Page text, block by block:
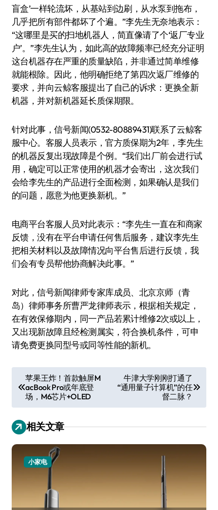
盲盒’一样轮流坏，从基站到边刷，从水泵到拖布，
几乎把所有部件都坏了个遍。”李先生无奈地表示：
“这哪里是买的扫地机器人，简直像请了个‘返厂专业
户’。”李先生认为，如此高的故障频率已经充分证明
这台机器存在严重的质量缺陷，并非通过简单维修
就能根除。因此，他明确拒绝了第四次返厂维修的
要求，并向云鲸客服提出了自己的诉求：更换全新
机器，并对新机器延长质保期限。
针对此事，信号新闻(0532-80889431)联系了云鲸客
服中心。客服人员表示，官方质保期为2年，李先生
的机器反复出现故障是个例。“我们出厂前会进行试
用，确定可以正常使用的机器才会寄出，这次我们
会给李先生的产品进行全面检测，如果确认是我们
的问题，愿意为他更换新机。”
电商平台客服人员对此表示：“李先生一直在和商家
反馈，没有在平台申请任何售后服务，建议李先生
把相关材料以及故障情况向平台售后进行反馈，我
们会有专员帮他协商解决此事。”
对此，信号新闻律师专家库成员、北京京师（青
岛）律师事务所曹严龙律师表示，根据相关规定，
在有效保修期内，同一产品若累计维修2次或以上，
又出现新故障且经检测属实，符合换机条件，可申
请免费更换同型号或同等性能的新机。
章
导
航
苹果王炸！首款触屏M
acBook Pro或年底登
场，M6芯片+OLED
牛津大学刚刚打通了
“通用量子计算机”的任
督二脉？
相关文章
小家电